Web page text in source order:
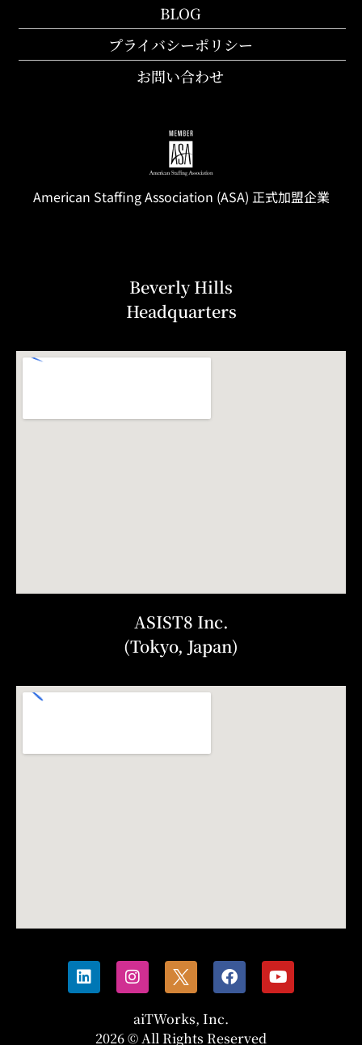
BLOG
プライバシーポリシー
お問い合わせ
American StaffingAssociation (ASA) 正式加盟企業
Beverly Hills
Headquarters
ASIST8 Inc.
(Tokyo, Japan)
aiTWorks, Inc.
2026 © All Rights Reserved